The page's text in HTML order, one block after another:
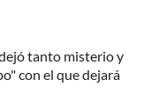
tanto misterio y
con el que dejará